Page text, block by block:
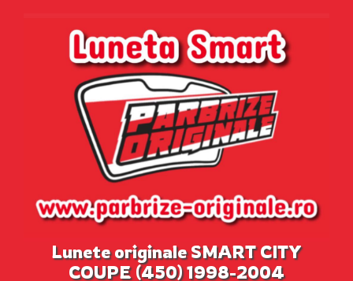
Lunete originale SMART CITY
COUPE (450) 1998-2004